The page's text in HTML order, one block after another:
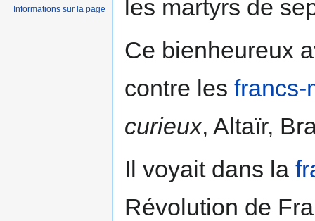
les martyrs de
Ce bienheureux
contre les francs-
curieux, Altaïr,
Il voyait dans la
Révolution de
Informations sur la page